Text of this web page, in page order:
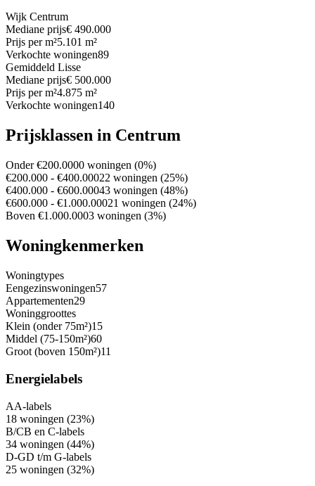
Wijk Centrum
Mediane prijs€ 490.000
Prijs per m²5.101 m²
Verkochte woningen89
Gemiddeld Lisse
Mediane prijs€ 500.000
Prijs per m²4.875 m²
Verkochte woningen140
Prijsklassen in Centrum
Onder €200.0000 woningen (0%)
€200.000 - €400.00022 woningen (25%)
€400.000 - €600.00043 woningen (48%)
€600.000 - €1.000.00021 woningen (24%)
Boven €1.000.0003 woningen (3%)
Woningkenmerken
Woningtypes
Eengezinswoningen57
Appartementen29
Woninggroottes
Klein (onder 75m²)15
Middel (75-150m²)60
Groot (boven 150m²)11
Energielabels
AA-labels
18 woningen (23%)
B/CB en C-labels
34 woningen (44%)
D-GD t/m G-labels
25 woningen (32%)